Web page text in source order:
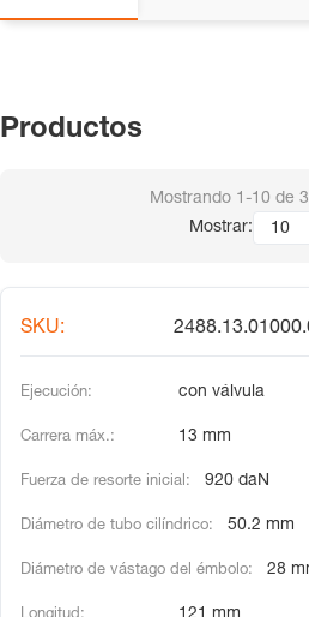
Productos
Mostrando 1-10 de
Mostrar:
con válvula
13 mm
920 daN
50.2 mm
28